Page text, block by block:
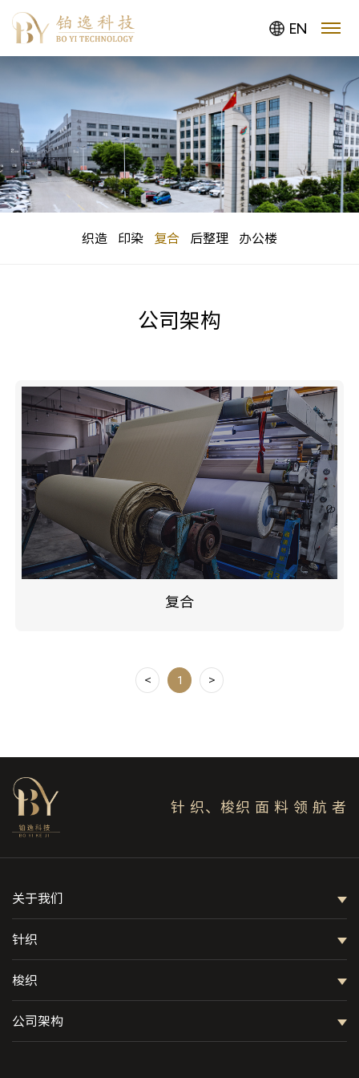
EN
织造 印染 复合 后整理 办公楼
公司架构
复合
< 1 >
针 织、梭织 面 料 领 航 者
关于我们
针织
梭织
公司架构